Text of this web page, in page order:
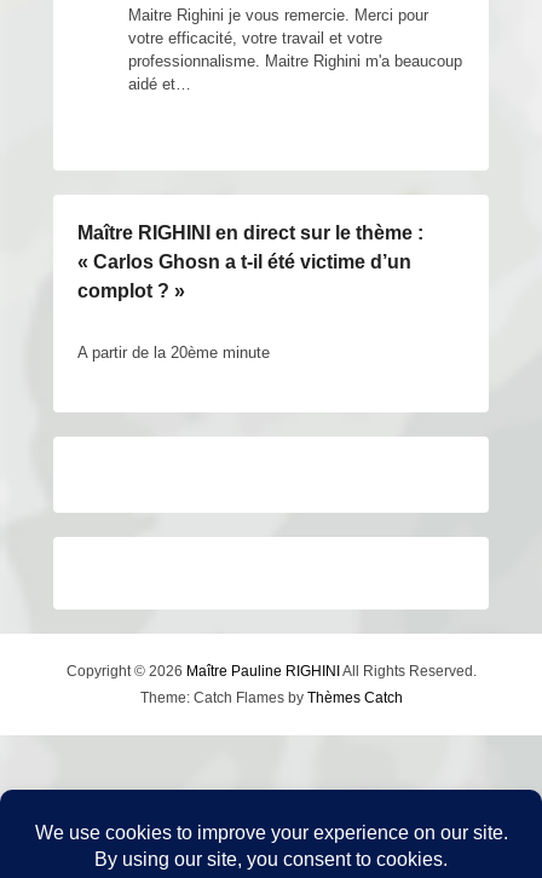
Maitre Righini je vous remercie. Merci pour
votre efficacité, votre travail et votre
professionnalisme. Maitre Righini m'a beaucoup
aidé et…
Maître RIGHINI en direct sur le thème :
« Carlos Ghosn a t-il été victime d’un
complot ? »
A partir de la 20ème minute
Copyright © 2026 Maître Pauline RIGHINI All Rights Reserved.
Theme: Catch Flames by Thèmes Catch